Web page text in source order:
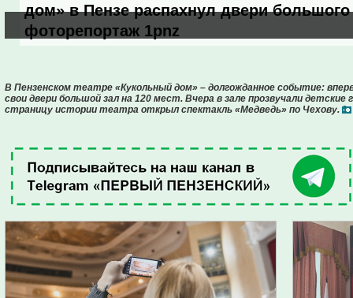
дом» в Пензе распахнул двери большого
фоторепортаж 1pnz
В Пензенском театре «Кукольный дом» – долгожданное событие:
свои двери большой зал на 120 мест. Вчера в зале прозвучали
страницу истории театра открыл спектакль «Медведь» по Чехову.